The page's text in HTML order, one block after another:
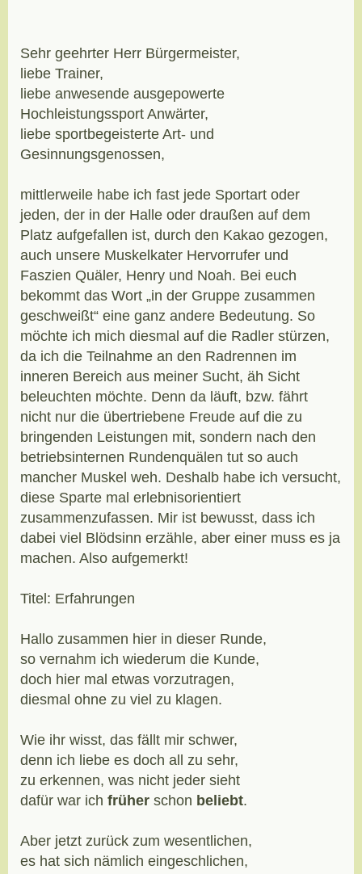
Sehr geehrter Herr Bürgermeister,
liebe Trainer,
liebe anwesende ausgepowerte
Hochleistungssport Anwärter,
liebe sportbegeisterte Art- und
Gesinnungsgenossen,
mittlerweile habe ich fast jede Sportart oder
jeden, der in der Halle oder draußen auf dem
Platz aufgefallen ist, durch den Kakao gezogen,
auch unsere Muskelkater Hervorrufer und
Faszien Quäler, Henry und Noah. Bei euch
bekommt das Wort „in der Gruppe zusammen
geschweißt“ eine ganz andere Bedeutung. So
möchte ich mich diesmal auf die Radler stürzen,
da ich die Teilnahme an den Radrennen im
inneren Bereich aus meiner Sucht, äh Sicht
beleuchten möchte. Denn da läuft, bzw. fährt
nicht nur die übertriebene Freude auf die zu
bringenden Leistungen mit, sondern nach den
betriebsinternen Rundenquälen tut so auch
mancher Muskel weh. Deshalb habe ich versucht,
diese Sparte mal erlebnisorientiert
zusammenzufassen. Mir ist bewusst, dass ich
dabei viel Blödsinn erzähle, aber einer muss es ja
machen. Also aufgemerkt!
Titel: Erfahrungen
Hallo zusammen hier in dieser Runde,
so vernahm ich wiederum die Kunde,
doch hier mal etwas vorzutragen,
diesmal ohne zu viel zu klagen.
Wie ihr wisst, das fällt mir schwer,
denn ich liebe es doch all zu sehr,
zu erkennen, was nicht jeder sieht
dafür war ich früher schon beliebt.
Aber jetzt zurück zum wesentlichen,
es hat sich nämlich eingeschlichen,